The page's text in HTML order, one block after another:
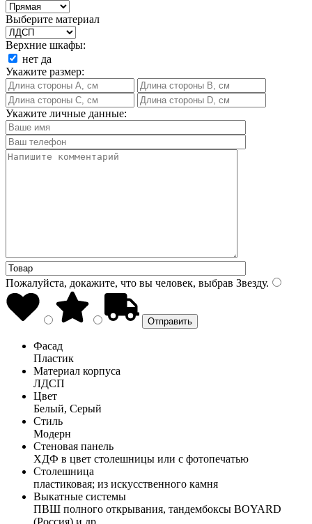
Выберите материал
Верхние шкафы:
нет да
Укажите размер:
Укажите личные данные:
Пожалуйста, докажите, что вы человек, выбрав Звезду.
Фасад
Пластик
Материал корпуса
ЛДСП
Цвет
Белый, Серый
Стиль
Модерн
Стеновая панель
ХДФ в цвет столешницы или с фотопечатью
Столешница
пластиковая; из искусственного камня
Выкатные системы
ПВШ полного открывания, тандембоксы BOYARD
(Россия) и др.